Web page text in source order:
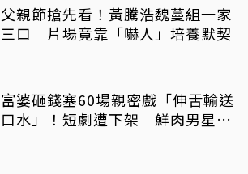
父親節搶先看！黃騰浩魏蔓組一家
三口 片場竟靠「嚇人」培養默契
富婆砸錢塞60場親密戲「伸舌輸送
口水」！短劇遭下架 鮮肉男星吐